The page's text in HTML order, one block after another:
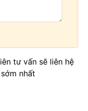
tư vấn sẽ liên hệ
nhất